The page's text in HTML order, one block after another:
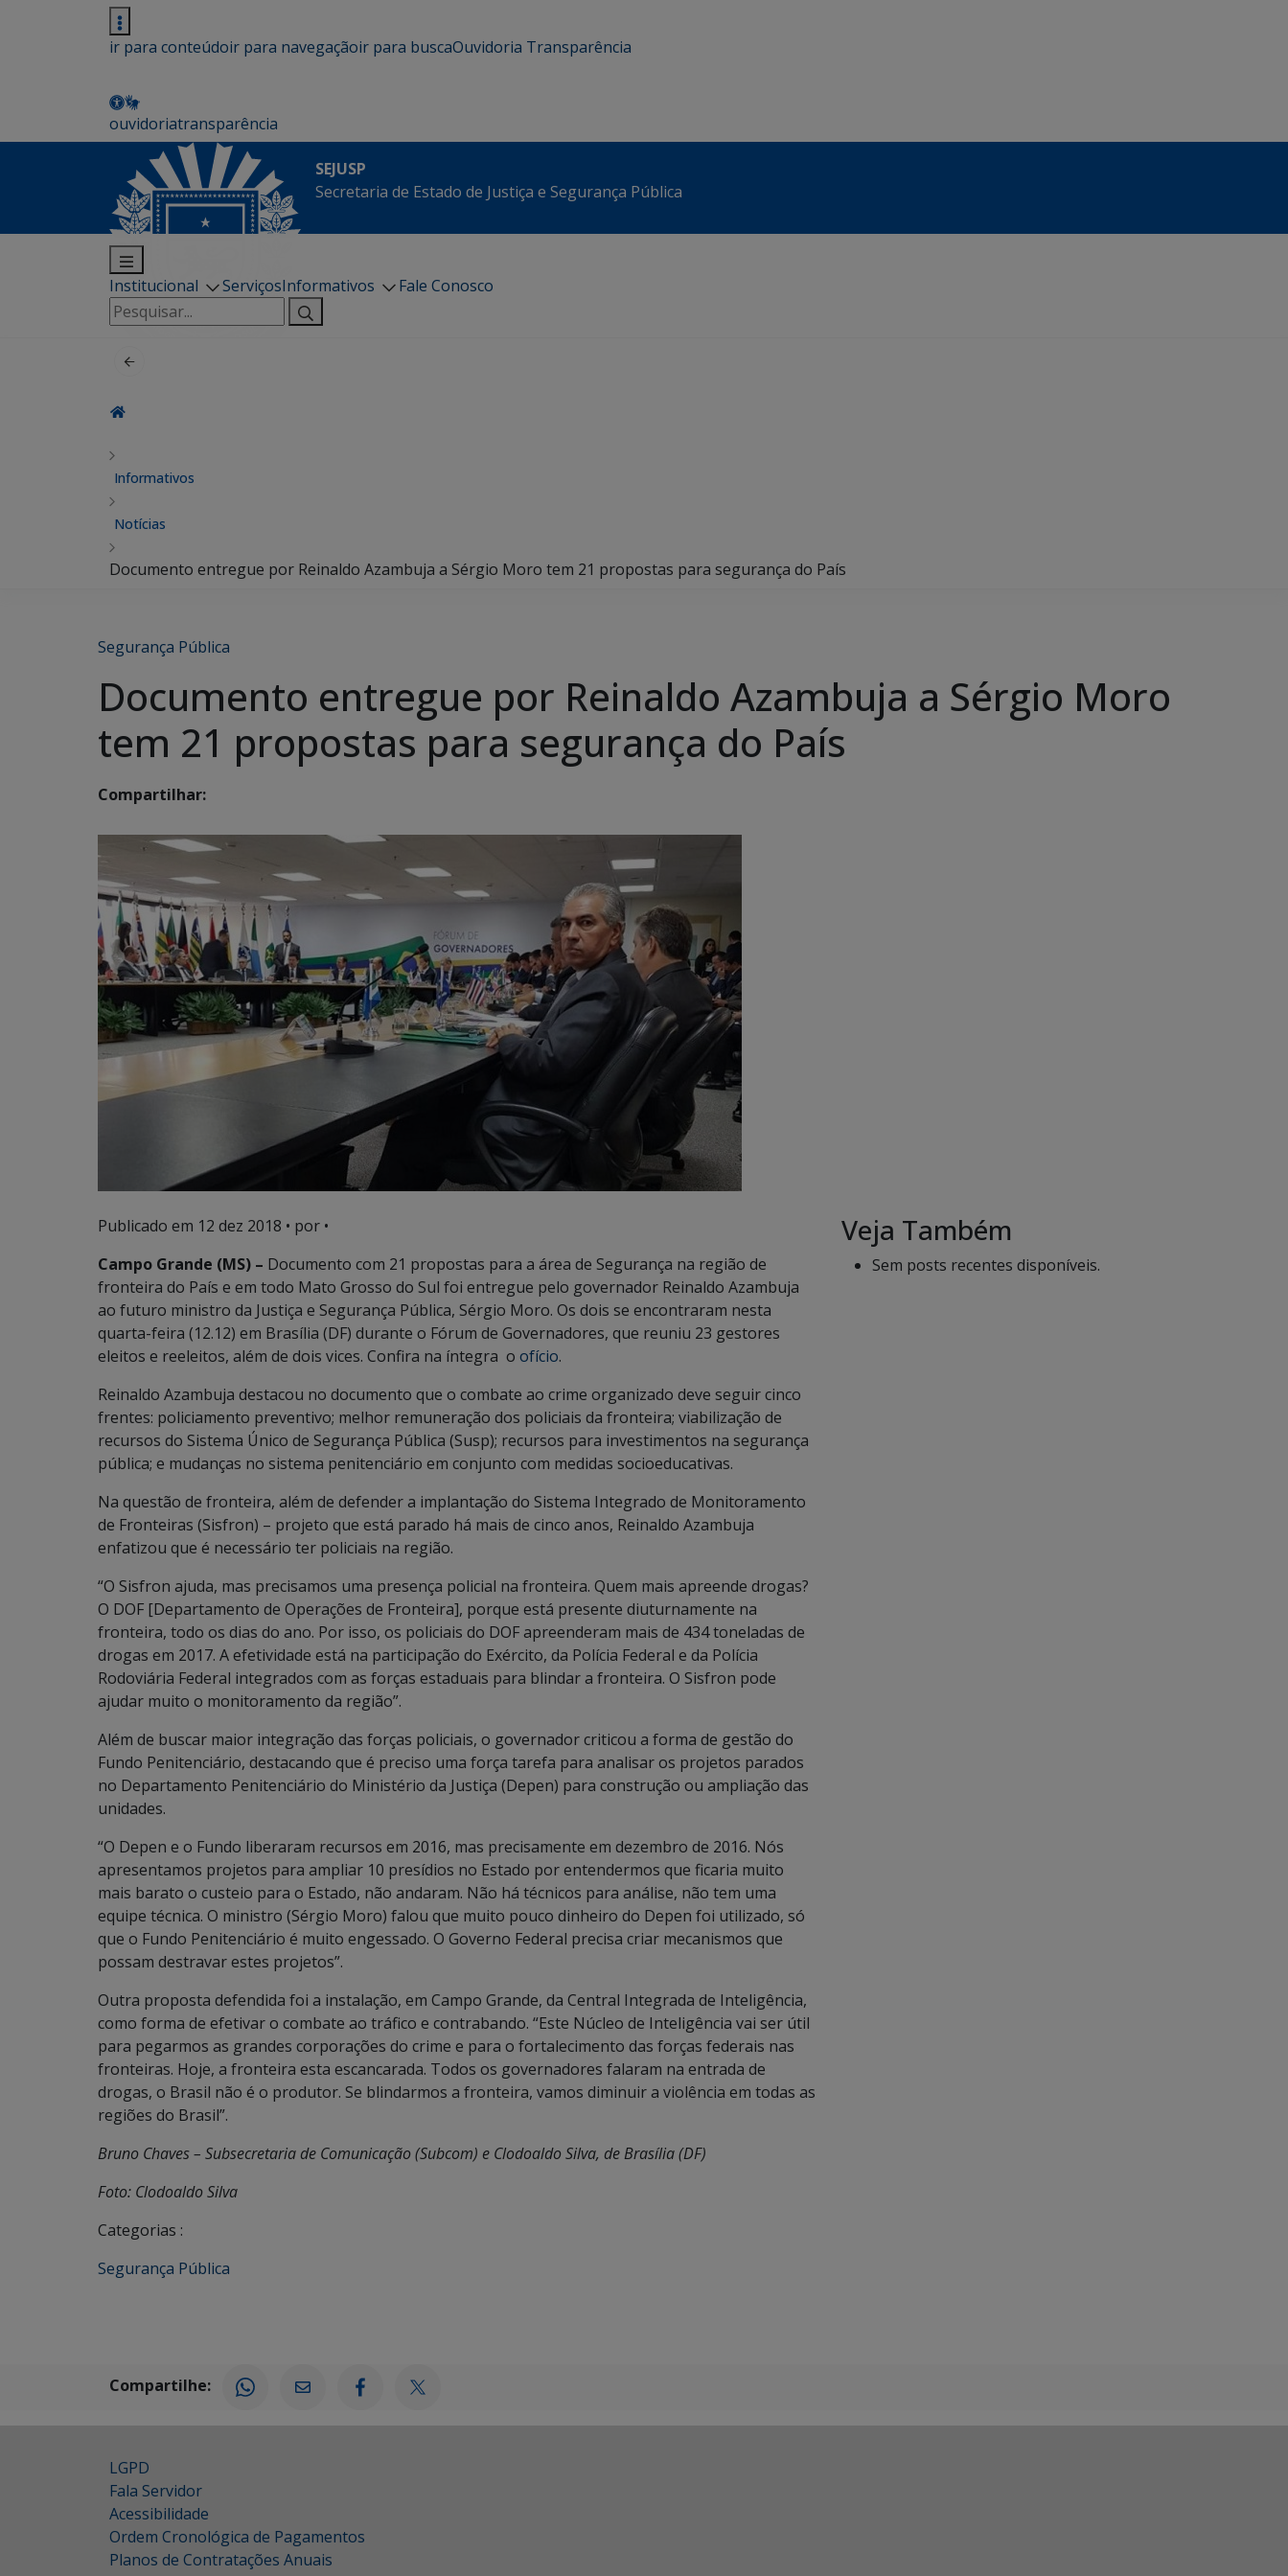
ir para conteúdoir para navegaçãoir para buscaOuvidoria Transparência
ouvidoriatransparência
SEJUSP
Secretaria de Estado de Justiça e Segurança Pública
Institucional ServiçosInformativos
Fale Conosco
Pesquisar
por:
Informativos
Notícias
Documento entregue por Reinaldo Azambuja a Sérgio Moro tem 21 propostas para segurança do País
Segurança Pública
Documento entregue por Reinaldo Azambuja a Sérgio Moro
tem 21 propostas para segurança do País
Compartilhar:
Publicado em 12 dez 2018 • por •
Campo Grande (MS) – Documento com 21 propostas para a área de Segurança na região de
fronteira do País e em todo Mato Grosso do Sul foi entregue pelo governador Reinaldo Azambuja
ao futuro ministro da Justiça e Segurança Pública, Sérgio Moro. Os dois se encontraram nesta
quarta-feira (12.12) em Brasília (DF) durante o Fórum de Governadores, que reuniu 23 gestores
eleitos e reeleitos, além de dois vices. Confira na íntegra o ofício.
Reinaldo Azambuja destacou no documento que o combate ao crime organizado deve seguir cinco
frentes: policiamento preventivo; melhor remuneração dos policiais da fronteira; viabilização de
recursos do Sistema Único de Segurança Pública (Susp); recursos para investimentos na segurança
pública; e mudanças no sistema penitenciário em conjunto com medidas socioeducativas.
Na questão de fronteira, além de defender a implantação do Sistema Integrado de Monitoramento
de Fronteiras (Sisfron) – projeto que está parado há mais de cinco anos, Reinaldo Azambuja
enfatizou que é necessário ter policiais na região.
“O Sisfron ajuda, mas precisamos uma presença policial na fronteira. Quem mais apreende drogas?
O DOF [Departamento de Operações de Fronteira], porque está presente diuturnamente na
fronteira, todo os dias do ano. Por isso, os policiais do DOF apreenderam mais de 434 toneladas de
drogas em 2017. A efetividade está na participação do Exército, da Polícia Federal e da Polícia
Rodoviária Federal integrados com as forças estaduais para blindar a fronteira. O Sisfron pode
ajudar muito o monitoramento da região”.
Além de buscar maior integração das forças policiais, o governador criticou a forma de gestão do
Fundo Penitenciário, destacando que é preciso uma força tarefa para analisar os projetos parados
no Departamento Penitenciário do Ministério da Justiça (Depen) para construção ou ampliação das
unidades.
“O Depen e o Fundo liberaram recursos em 2016, mas precisamente em dezembro de 2016. Nós
apresentamos projetos para ampliar 10 presídios no Estado por entendermos que ficaria muito
mais barato o custeio para o Estado, não andaram. Não há técnicos para análise, não tem uma
equipe técnica. O ministro (Sérgio Moro) falou que muito pouco dinheiro do Depen foi utilizado, só
que o Fundo Penitenciário é muito engessado. O Governo Federal precisa criar mecanismos que
possam destravar estes projetos”.
Outra proposta defendida foi a instalação, em Campo Grande, da Central Integrada de Inteligência,
como forma de efetivar o combate ao tráfico e contrabando. “Este Núcleo de Inteligência vai ser útil
para pegarmos as grandes corporações do crime e para o fortalecimento das forças federais nas
fronteiras. Hoje, a fronteira esta escancarada. Todos os governadores falaram na entrada de
drogas, o Brasil não é o produtor. Se blindarmos a fronteira, vamos diminuir a violência em todas as
regiões do Brasil”.
Bruno Chaves – Subsecretaria de Comunicação (Subcom) e Clodoaldo Silva, de Brasília (DF)
Foto: Clodoaldo Silva
Categorias :
Segurança Pública
Veja Também
Sem posts recentes disponíveis.
Compartilhe:
LGPD
Fala Servidor
Acessibilidade
Ordem Cronológica de Pagamentos
Planos de Contratações Anuais